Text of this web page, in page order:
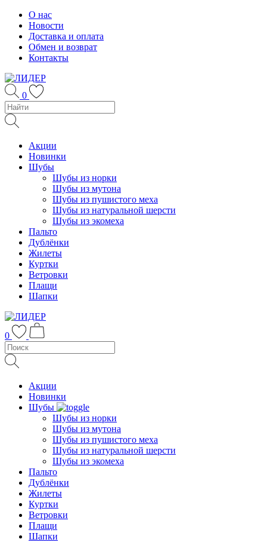
Skip
content
О нас
Новости
Доставка и оплата
Обмен и возврат
Контакты
0
Акции
Новинки
Шубы
Шубы из норки
Шубы из мутона
Шубы из пушистого меха
Шубы из натуральной шерсти
Шубы из экомеха
Пальто
Дублёнки
Жилеты
Куртки
Ветровки
Плащи
Шапки
0
Акции
Новинки
Шубы
Шубы из норки
Шубы из мутона
Шубы из пушистого меха
Шубы из натуральной шерсти
Шубы из экомеха
Пальто
Дублёнки
Жилеты
Куртки
Ветровки
Плащи
Шапки